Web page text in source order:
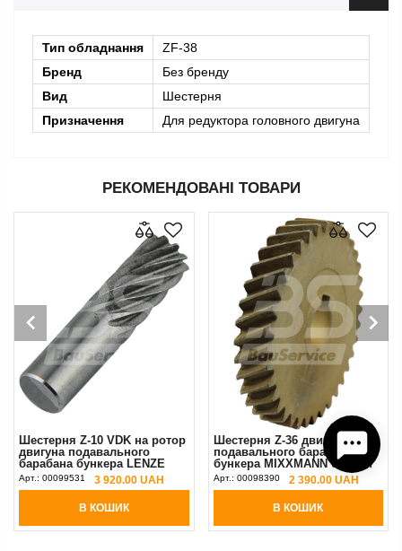
Тип обладнання
ZF-38
Бренд
Без бренду
Вид
Шестерня
Призначення
Для редуктора головного двигуна
РЕКОМЕНДОВАНІ ТОВАРИ
Шестерня Z-10 VDK на ротор
двигуна подавального
барабана бункера LENZE
(маленька)
Арт.: 00099531 3 920.00 UAH
В КОШИК
Шестерня Z-36 двигуна
подавального барабана
бункера MIXXMANN 0,55кВт
(двигун малий)
Арт.: 00098390 2 390.00 UAH
В КОШИК